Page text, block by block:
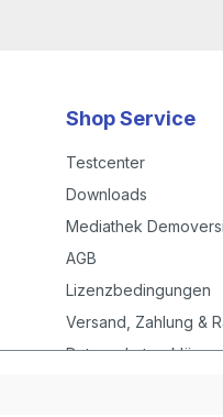
Shop Service
Testcenter
Downloads
Mediathek
AGB
Lizenzbedingungen
Versand, Zahlung &